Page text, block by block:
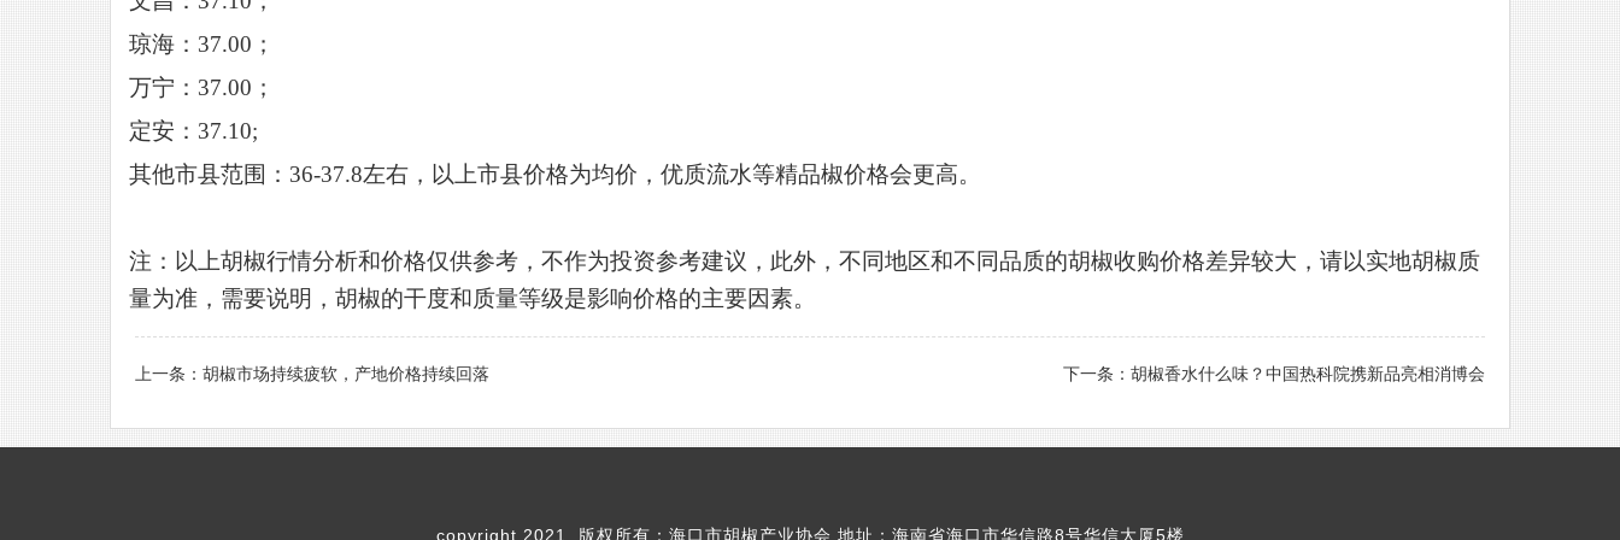
琼海： 37.00；
万宁： 37.00；
定安： 37.10;
其他市县范围： 36-37.8左右，以上市县价格为均价，优质流水等精品椒价格会更高。
注：以上胡椒行情分析和价格仅供参考，不作为投资参考建议，此外，不同地区和不同品质的胡椒收购价格差异较大，请以实地胡椒质
量为准，需要说明，胡椒的干度和质量等级是影响价格的主要因素。
上一条： 胡椒市场持续疲软，产地价格持续回落 下一条： 胡椒香水什么味？中国热科院携新品亮相消博会
copyright 2021 版权所有：海口市胡椒产业协会 地址：海南省海口市华信路8号华信大厦5楼